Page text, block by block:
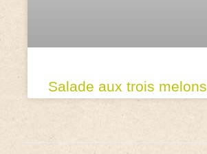
Salade aux trois melons